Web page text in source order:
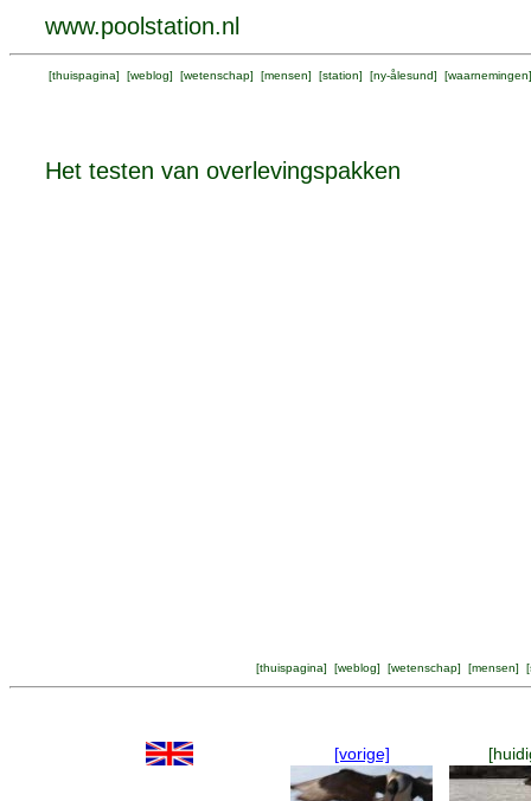
www.poolstation.nl
[thuispagina] [weblog] [wetenschap] [mensen] [station] [ny-ålesund] [waarnemingen
Het testen van overlevingspakken
[thuispagina] [weblog] [wetenschap] [mensen] [
[vorige]